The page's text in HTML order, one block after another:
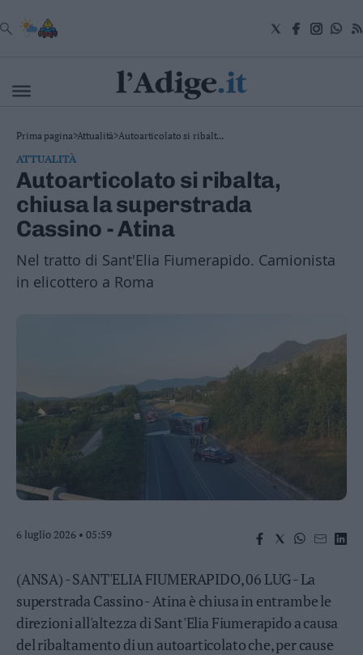
VAI
Cronaca
Attualità
Economia
Cultura
e
Spettacoli
Salute
e
Benessere
Montagna
Wire
Territori
Riva
Arco
Sarca
–
Ledro
Lavis
–
Prima pagina>Attualità>Autoarticolato si ribalt...
ATTUALITÀ
Autoarticolato si ribalta,
chiusa la superstrada
Cassino - Atina
Nel tratto di Sant'Elia Fiumerapido. Camionista
in elicottero a Roma
6 luglio 2026 • 05:59
(ANSA) - SANT'ELIA FIUMERAPIDO, 06 LUG - La
superstrada Cassino - Atina è chiusa in entrambe le
direzioni all'altezza di Sant'Elia Fiumerapido a causa
del ribaltamento di un autoarticolato che, per cause